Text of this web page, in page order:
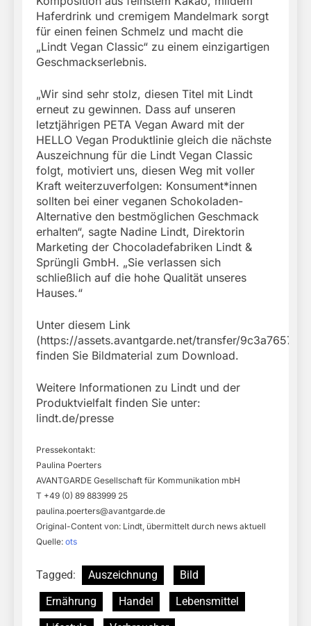
Haferdrink und cremigem Mandelmark sorgt
für einen feinen Schmelz und macht die
„Lindt Vegan Classic“ zu einem einzigartigen
Geschmackserlebnis.
„Wir sind sehr stolz, diesen Titel mit Lindt
erneut zu gewinnen. Dass auf unseren
letztjährigen PETA Vegan Award mit der
HELLO Vegan Produktlinie gleich die nächste
Auszeichnung für die Lindt Vegan Classic
folgt, motiviert uns, diesen Weg mit voller
Kraft weiterzuverfolgen: Konsument*innen
sollten bei einer veganen Schokoladen-
Alternative den bestmöglichen Geschmack
erhalten“, sagte Nadine Lindt, Direktorin
Marketing der Chocoladefabriken Lindt &
Sprüngli GmbH. „Sie verlassen sich
schließlich auf die hohe Qualität unseres
Hauses.“
Unter diesem Link
(https://assets.avantgarde.net/transfer/
finden Sie Bildmaterial zum Download.
Weitere Informationen zu Lindt und der
Produktvielfalt finden Sie unter:
lindt.de/presse
Pressekontakt:
Paulina Poerters
AVANTGARDE Gesellschaft für Kommunikation mbH
T +49 (0) 89 883999 25
paulina.poerters@avantgarde.de
Original-Content von: Lindt, übermittelt durch news aktuell
Quelle: ots
Tagged: Auszeichnung
Bild
Ernährung
Handel
Lebensmittel